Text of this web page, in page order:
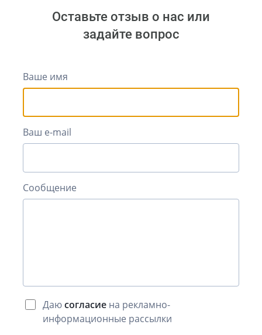
Оставьте отзыв о нас или
задайте вопрос
Ваше имя
Ваш e-mail
Сообщение
Даюсогласие на рекламно-
информационные рассылки